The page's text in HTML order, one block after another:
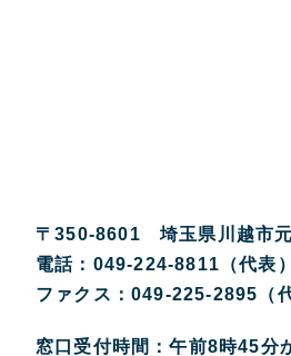
〒350-8601 埼玉県川越市
電話：049-224-8811（代表）
ファクス：049-225-2895（
窓口受付時間：午前8時45分